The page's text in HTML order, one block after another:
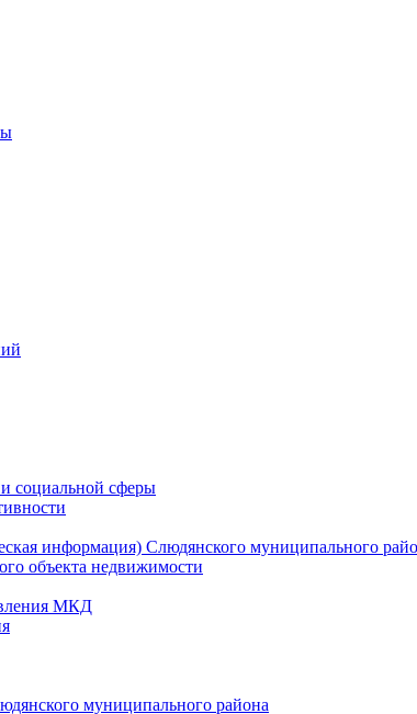
социальной сферы
информация) Слюдянского муниципального
объекта недвижимости
МКД
муниципального района